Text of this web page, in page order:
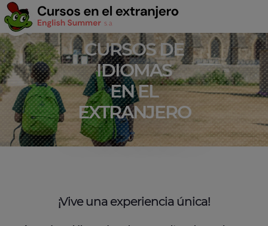
CURSOS DE
IDIOMAS
EN EL
EXTRANJERO
¡Vive una experiencia única!